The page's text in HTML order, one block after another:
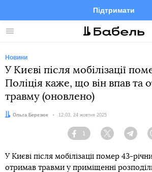
Меню
Підтримати
FacebookTelegramTwitter
Новини
У Києві після мобілізації
Поліція каже, що він впав та
травму (оновлено)
Автор:
Ольга Березюк Дата:
12:03, 24 жовтня 2025
Facebook
1
Twitter
У Києві після мобілізації помер 43-
отримав травми у приміщенні